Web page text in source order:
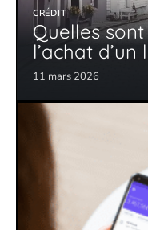
CRÉDIT
Quelles
l’achat
11 mars 2026